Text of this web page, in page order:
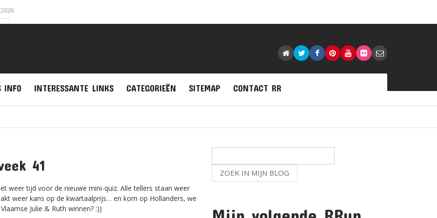
INFO INTERESSANTE LINKS CATEGORIEËN SITEMAP CONTACT RR
41
weer tijd voor de nieuwe mini-quiz. Alle tellers staan weer
weer kans op de kwartaalprijs… en kom op Hollanders, we
Julie & Ruth winnen? :))